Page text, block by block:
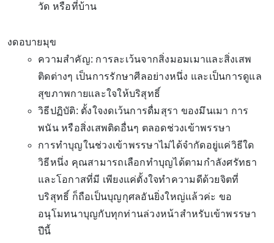
วัด หรือที่บ้าน
งดอบายมุข
ความสำคัญ: การละเว้นจากสิ่งมอมเมาและสิ่งเสพ
ติดต่างๆ เป็นการรักษาศีลอย่างหนึ่ง และเป็นการดูแล
สุขภาพกายและใจให้บริสุทธิ์
วิธีปฏิบัติ: ตั้งใจงดเว้นการดื่มสุรา ของมึนเมา การ
พนัน หรือสิ่งเสพติดอื่นๆ ตลอดช่วงเข้าพรรษา
การทำบุญในช่วงเข้าพรรษาไม่ได้จำกัดอยู่แค่วิธีใด
วิธีหนึ่ง คุณสามารถเลือกทำบุญได้ตามกำลังศรัทธา
และโอกาสที่มี เพียงแค่ตั้งใจทำความดีด้วยจิตที่
บริสุทธิ์ ก็ถือเป็นบุญกุศลอันยิ่งใหญ่แล้วค่ะ ขอ
อนุโมทนาบุญกับทุกท่านล่วงหน้าสำหรับเข้าพรรษา
ปีนี้